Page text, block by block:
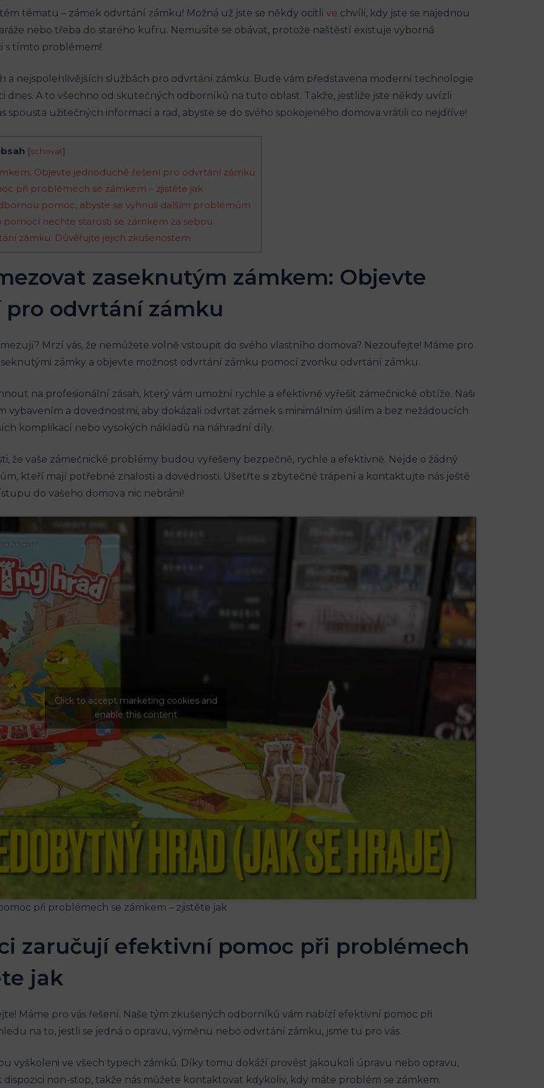
tématu – zámek odvrtání zámku! Možná už jste se někdy ocitli ve chvíli, kdy jste se najednou
nebo třeba do starého kufru. Nemusíte se obávat, protože naštěstí existuje výborná
s tímto problémem!
a nejspolehlivějších službách pro odvrtání zámku. Bude vám představena moderní technologie
dnes. A to všechno od skutečných odborníků na tuto oblast. Takže, jestliže jste někdy uvízli
spousta užitečných informací a rad, abyste se do svého spokojeného domova vrátili co nejdříve!
[schovat]
Objevte jednoduché řešení pro odvrtání zámku
při problémech se zámkem – zjistěte jak
pomoc, abyste se vyhnuli dalším problémům
nechte starosti se zámkem za sebou
zámku: Důvěřujte jejich zkušenostem
zaseknutým zámkem: Objevte
odvrtání zámku
Mrzí vás, že nemůžete volně vstoupit do svého vlastního domova? Nezoufejte! Máme pro
zámky a objevte možnost odvrtání zámku pomocí zvonku odvrtání zámku.
na profesionální zásah, který vám umožní rychle a efektivně vyřešit zámečnické obtíže. Naši
a dovednostmi, aby dokázali odvrtat zámek s minimálním úsilím a bez nežádoucích
komplikací nebo vysokých nákladů na náhradní díly.
že vaše zámečnické problémy budou vyřešeny bezpečně, rychle a efektivně. Nejde o žádný
kteří mají potřebné znalosti a dovednosti. Ušetřte si zbytečné trápení a kontaktujte nás ještě
do vašeho domova nic nebrání!
Click to accept marketing cookies and
enable this content
zaručují efektivní pomoc při problémech
jak
Máme pro vás řešení. Naše tým zkušených odborníků vám nabízí efektivní pomoc při
na to, jestli se jedná o opravu, výměnu nebo odvrtání zámku, jsme tu pro vás.
vyškoleni ve všech typech zámků. Díky tomu dokáží provést jakoukoli úpravu nebo opravu,
non-stop, takže nás můžete kontaktovat kdykoliv, kdy máte problém se zámkem.